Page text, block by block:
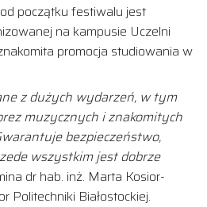
początku festiwalu jest
na kampusie Uczelni
promocja studiowania w
z dużych wydarzeń, w tym
muzycznych i znakomitych
bezpieczeństwo,
wszystkim jest dobrze
dr hab. inż. Marta Kosior-
Politechniki Białostockiej.